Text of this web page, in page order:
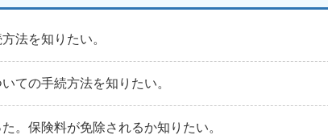
法を知りたい。
ての手続方法を知りたい。
。保険料が免除されるか知りたい。